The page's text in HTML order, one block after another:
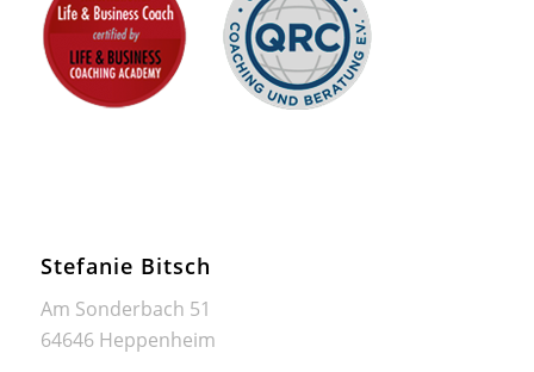
Stefanie Bitsch
Am Sonderbach 51
64646 Heppenheim